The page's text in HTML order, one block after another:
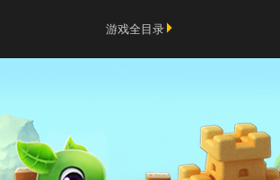
游戏全目录